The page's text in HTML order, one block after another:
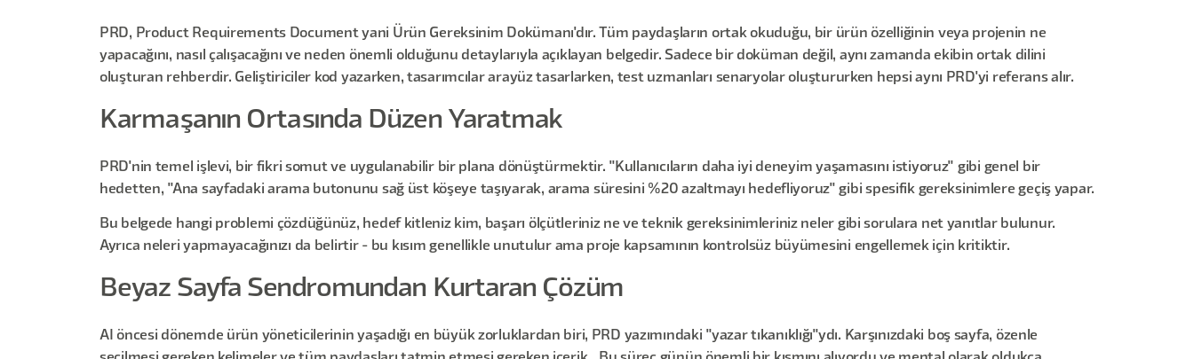
PRD, Product Requirements Document yani Ürün Gereksinim Dokümanı'dır. Tüm paydaşların ortak okuduğu, bir ürün özelliğinin veya projenin ne
yapacağını, nasıl çalışacağını ve neden önemli olduğunu detaylarıyla açıklayan belgedir. Sadece bir doküman değil, aynı zamanda ekibin ortak dilini
oluşturan rehberdir. Geliştiriciler kod yazarken, tasarımcılar arayüz tasarlarken, test uzmanları senaryolar oluştururken hepsi aynı PRD'yi referans alır.
Karmaşanın Ortasında Düzen Yaratmak
PRD'nin temel işlevi, bir fikri somut ve uygulanabilir bir plana dönüştürmektir. "Kullanıcıların daha iyi deneyim yaşamasını istiyoruz" gibi genel bir
hedetten, "Ana sayfadaki arama butonunu sağ üst köşeye taşıyarak, arama süresini %20 azaltmayı hedefliyoruz" gibi spesifik gereksinimlere geçiş yapar.
Bu belgede hangi problemi çözdüğünüz, hedef kitleniz kim, başarı ölçütleriniz ne ve teknik gereksinimleriniz neler gibi sorulara net yanıtlar bulunur.
Ayrıca neleri yapmayacağınızı da belirtir - bu kısım genellikle unutulur ama proje kapsamının kontrolsüz büyümesini engellemek için kritiktir.
Beyaz Sayfa Sendromundan Kurtaran Çözüm
AI öncesi dönemde ürün yöneticilerinin yaşadığı en büyük zorluklardan biri, PRD yazımındaki "yazar tıkanıklığı"ydı. Karşınızdaki boş sayfa, özenle